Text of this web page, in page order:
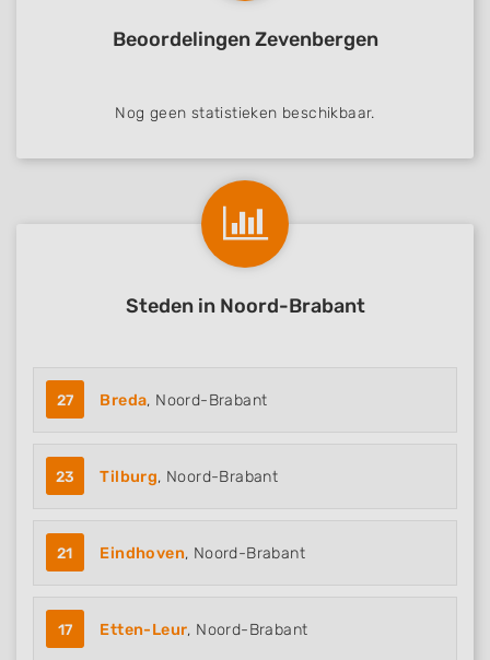
Beoordelingen Zevenbergen
Nog geen statistieken beschikbaar.
Steden in Noord-Brabant
27 Breda, Noord-Brabant
23 Tilburg, Noord-Brabant
21 Eindhoven, Noord-Brabant
17 Etten-Leur, Noord-Brabant